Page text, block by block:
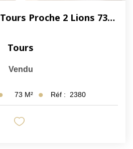
Appartement T4 Tours Proche 2 Lions 73m²
Tours
Vendu
73 M² Réf : 2380